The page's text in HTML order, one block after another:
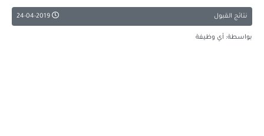
نتائج القبول
بواسطة: أي وظيفة